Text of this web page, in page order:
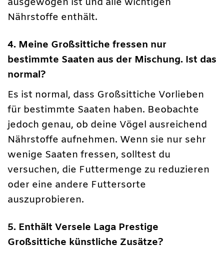
Nährstoffe enthält.
4. Meine Großsittiche fressen nur
bestimmte Saaten aus der Mischung. Ist das
normal?
Es ist normal, dass Großsittiche Vorlieben
für bestimmte Saaten haben. Beobachte
jedoch genau, ob deine Vögel ausreichend
Nährstoffe aufnehmen. Wenn sie nur sehr
wenige Saaten fressen, solltest du
versuchen, die Futtermenge zu reduzieren
oder eine andere Futtersorte
auszuprobieren.
5. Enthält Versele Laga Prestige
Großsittiche künstliche Zusätze?